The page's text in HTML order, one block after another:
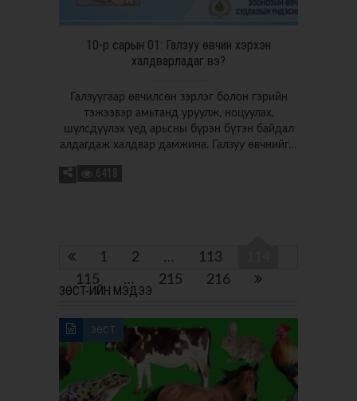
10-р сарын 01: Галзуу өвчин хэрхэн
халдварладаг вэ?
Галзуугаар өвчилсөн зэрлэг болон гэрийн
тэжээвэр амьтанд уруулж, ноцуулах,
шүлсдүүлэх үед арьсны бүрэн бүтэн байдал
алдагдаж халдвар дамжина. Галзуу өвчнийг…
6418
1 2 … 113
115
… 215 216
ЗӨСТ-ИЙН МЭДЭЭ
ЗӨСТ